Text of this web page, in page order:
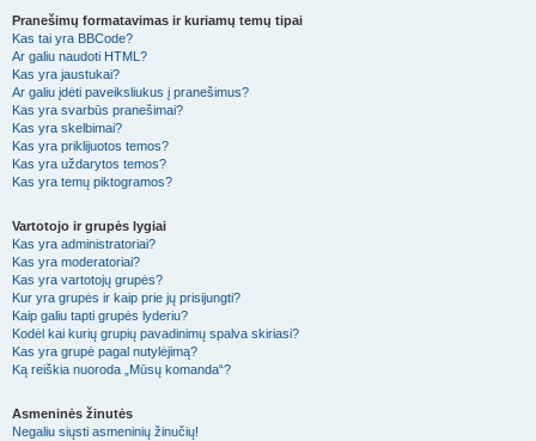
Pranešimų formatavimas ir kuriamų temų tipai
Kas tai yra BBCode?
Ar galiu naudoti HTML?
Kas yra jaustukai?
Ar galiu įdėti paveiksliukus į pranešimus?
Kas yra svarbūs pranešimai?
Kas yra skelbimai?
Kas yra priklijuotos temos?
Kas yra uždarytos temos?
Kas yra temų piktogramos?
Vartotojo ir grupės lygiai
Kas yra administratoriai?
Kas yra moderatoriai?
Kas yra vartotojų grupės?
Kur yra grupės ir kaip prie jų prisijungti?
Kaip galiu tapti grupės lyderiu?
Kodėl kai kurių grupių pavadinimų spalva skiriasi?
Kas yra grupė pagal nutylėjimą?
Ką reiškia nuoroda „Mūsų komanda“?
Asmeninės žinutės
Negaliu siųsti asmeninių žinučių!